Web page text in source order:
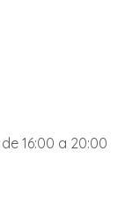
16:00 a 20:00